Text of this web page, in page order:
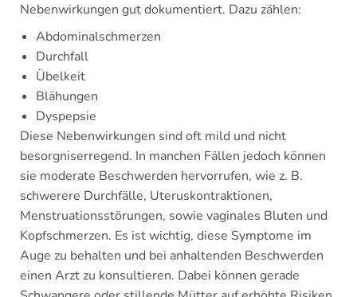
Nebenwirkungen gut dokumentiert. Dazu zählen:
Abdominalschmerzen
Durchfall
Übelkeit
Blähungen
Dyspepsie
Diese Nebenwirkungen sind oft mild und nicht
besorgniserregend. In manchen Fällen jedoch können
sie moderate Beschwerden hervorrufen, wie z. B.
schwerere Durchfälle, Uteruskontraktionen,
Menstruationsstörungen, sowie vaginales Bluten und
Kopfschmerzen. Es ist wichtig, diese Symptome im
Auge zu behalten und bei anhaltenden Beschwerden
einen Arzt zu konsultieren. Dabei können gerade